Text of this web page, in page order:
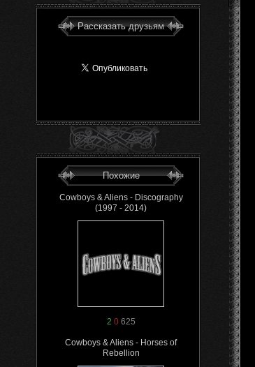
Рассказать друзьям
Похожие
Cowboys & Aliens - Discography
(1997 - 2014)
2 0625
Cowboys & Aliens - Horses of
Rebellion